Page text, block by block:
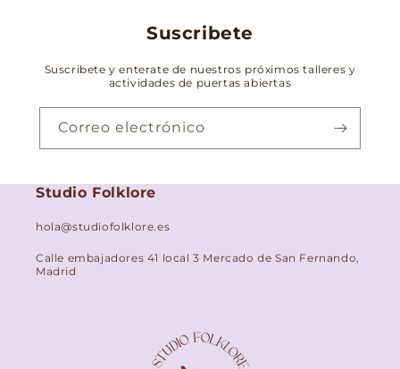
Suscribete
Suscribete y enterate de nuestros próximos talleres y
actividades de puertas abiertas
Correo electrónico
Studio Folklore
hola@studiofolklore.es
Calle embajadores 41 local 3 Mercado de San Fernando,
Madrid